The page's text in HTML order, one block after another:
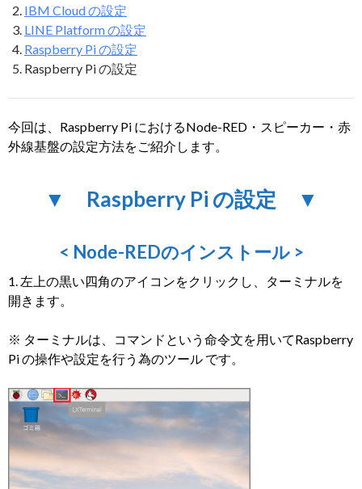
IBM Cloud の設定
LINE Platform の設定
Raspberry Pi の設定
Raspberry Pi の設定
今回は、Raspberry Pi におけるNode-RED・スピーカー・赤
外線基盤の設定方法をご紹介します。
▼ Raspberry Pi の設定 ▼
< Node-REDのインストール >
1. 左上の黒い四角のアイコンをクリックし、ターミナルを
開きます。
※ ターミナルは、コマンドという命令文を用いてRaspberry
Pi の操作や設定を行う為のツール です。